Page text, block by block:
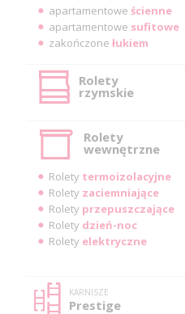
apartamentowe ścienne
apartamentowe sufitowe
zakończone łukiem
Rolety
rzymskie
Rolety
wewnętrzne
Rolety termoizolacyjne
Rolety zaciemniające
Rolety przepuszczające
Rolety dzień-noc
Rolety elektryczne
KARNISZE
Prestige